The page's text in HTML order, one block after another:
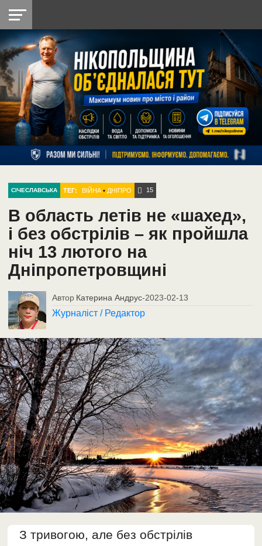
НІКОПОЛЬ
РАЙОН
СІЧЕСЛАВСЬКА
УКРАЇНА
РЕТРО
НІКОПОЛЬ
ЛАЙТ
УКРАЇНА
ДОПОМОГА
РАДІО
СІЧЕСЛАВСЬКА ТЕГ: ВІЙНА • ДНІПРО 15
В область летів не «шахед»,
і без обстрілів – як пройшла
ніч 13 лютого на
Дніпропетровщині
Автор Катерина Андрус-2023-02-13
Журналіст / Редактор
З тривогою, але без обстрілів